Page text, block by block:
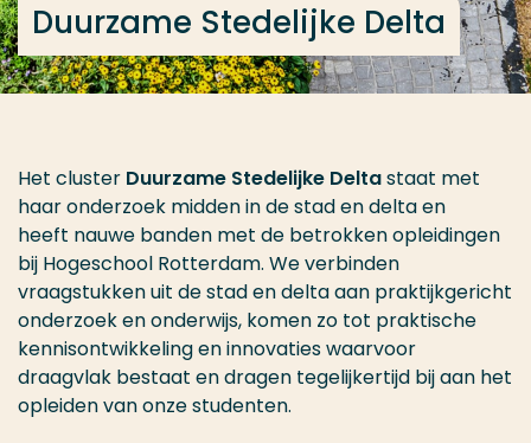
Duurzame Stedelijke Delta
Het cluster Duurzame Stedelijke Deltastaat met
haar onderzoek midden in de stad en delta en
heeft nauwe banden met de betrokken opleidingen
bij Hogeschool Rotterdam. We verbinden
vraagstukken uit de stad en delta aan praktijkgericht
onderzoek en onderwijs, komen zo tot praktische
kennisontwikkeling en innovaties waarvoor
draagvlak bestaat en dragen tegelijkertijd bij aan het
opleiden van onze studenten.